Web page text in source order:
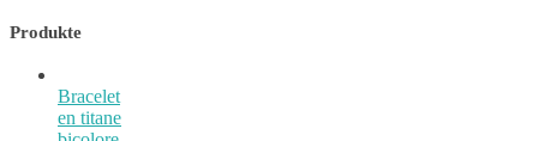
Produkte
Bracelet
en titane